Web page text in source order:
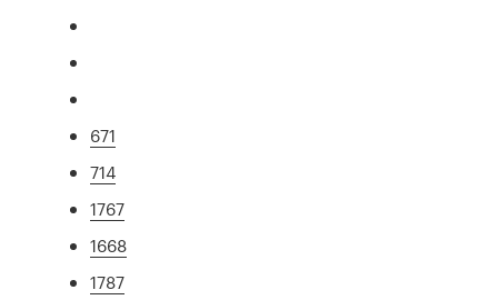
671
714
1767
1668
1787